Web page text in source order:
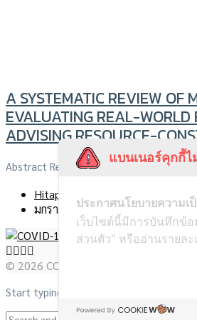
A SYSTEMATIC REVIEW OF
EVALUATING REAL-WORLD
ADVISING RESOURCE-
Abstract Real-world effectiveness
Hitap
มกราคม 13, 2022
© 2026 COVID-19 - All Rights Reserved.
Start typing and press Enter to search
แบนเนอร์คุกกี้
ประกาศนโยบายความเ
เว็บไซต์นี้มีการบันทึกข้
ส่วนตัว" หรืออ่านรายละ